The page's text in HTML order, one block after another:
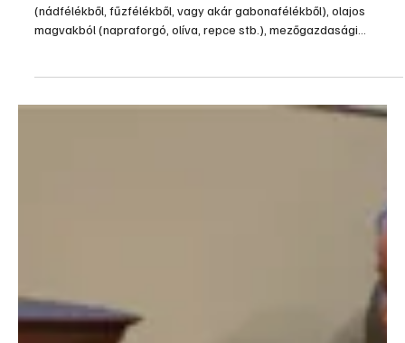
2010. nov. 13. 1 perc olvasás